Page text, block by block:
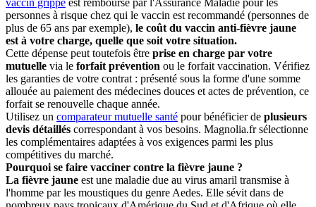
personnes à risque chez qui le vaccin est recommandé (personnes de
plus de 65 ans par exemple), le coût du vaccin anti-fièvre jaune
est à votre charge, quelle que soit votre situation.
Cette dépense peut toutefois être prise en charge par votre
mutuelle via le forfait prévention ou le forfait vaccination. Vérifiez
les garanties de votre contrat : présenté sous la forme d'une somme
allouée au paiement des médecines douces et actes de prévention, ce
forfait se renouvelle chaque année.
Utilisez un comparateur mutuelle santé pour bénéficier de plusieurs
devis détaillés correspondant à vos besoins. Magnolia.fr sélectionne
les complémentaires adaptées à vos exigences parmi les plus
compétitives du marché.
Pourquoi se faire vacciner contre la fièvre jaune ?
La fièvre jaune est une maladie due au virus amaril transmise à
l'homme par les moustiques du genre Aedes. Elle sévit dans de